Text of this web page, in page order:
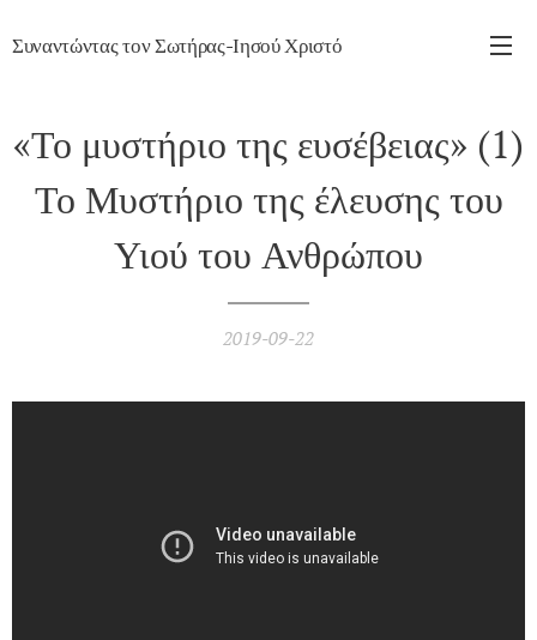
Συναντώντας τον Σωτήρας-Ιησού Χριστό
«Το μυστήριο της ευσέβειας» (1)
Το Μυστήριο της έλευσης του
Υιού του Ανθρώπου
2019-09-22